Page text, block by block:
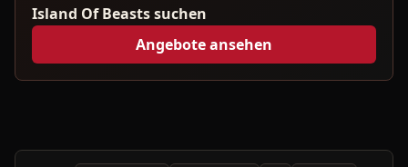
Island Of Beasts suchen
Angebote ansehen